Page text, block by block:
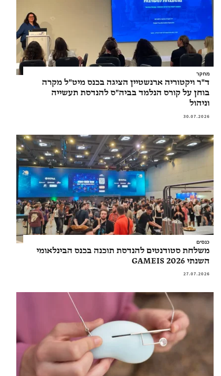
מחקר
ד"ר ויקטוריה ארנשטיין הציגה בכנס מיט"ל מקרה
בוחן על קורס הנלמד בביה"ס להנדסת תעשייה
וניהול
30.07.2026
כנסים
משלחת סטודנטים להנדסת תוכנה בכנס הבינלאומי
השנתי GAMEIS 2026
27.07.2026